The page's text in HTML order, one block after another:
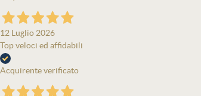
12 Luglio 2026
Top veloci ed affidabili
Acquirente verificato